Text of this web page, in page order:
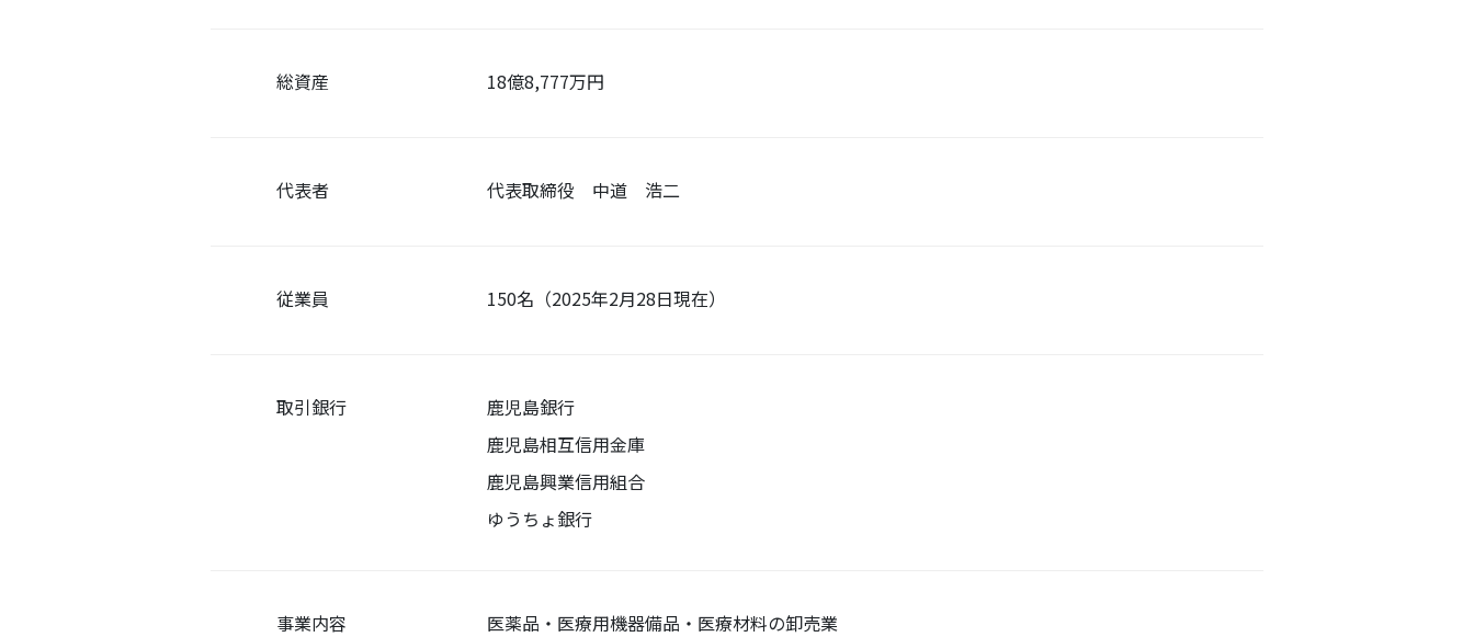
総資産 18億8,777万円
代表者 代表取締役 中道 浩二
従業員 150名（2025年2月28日現在）
取引銀行
鹿児島銀行
鹿児島相互信用金庫
鹿児島興業信用組合
ゆうちょ銀行
事業内容
医薬品・医療用機器備品・医療材料の卸売業